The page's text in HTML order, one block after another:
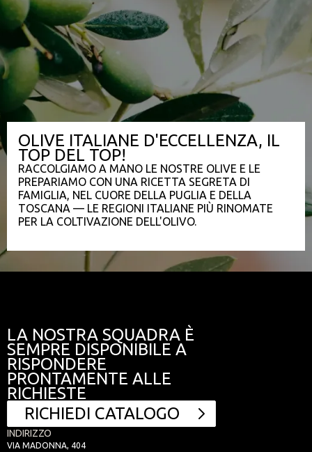
OLIVE ITALIANE D'ECCELLENZA, IL
TOP DEL TOP!
RACCOLGIAMO A MANO LE NOSTRE OLIVE E LE
PREPARIAMO CON UNA RICETTA SEGRETA DI
FAMIGLIA, NEL CUORE DELLA PUGLIA E DELLA
TOSCANA — LE REGIONI ITALIANE PIÙ RINOMATE
PER LA COLTIVAZIONE DELL'OLIVO.
LA NOSTRA SQUADRA È
SEMPRE DISPONIBILE A
RISPONDERE
PRONTAMENTE ALLE
RICHIESTE
RICHIEDI CATALOGO
INDIRIZZO
VIA MADONNA, 404